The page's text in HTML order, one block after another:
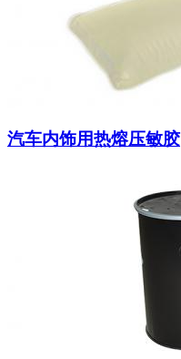
汽车内饰用热熔压敏胶